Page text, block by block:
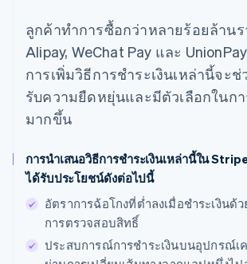
ลูกค้าทำการซื้อกว่าหลายร้อยล้าน
Alipay, WeChat Pay และ
การเพิ่มวิธีการชำระเงินเหล่านี้จะ
รับความยืดหยุ่นและมีตัวเลือกในกา
มากขึ้น
การนำเสนอวิธีการชำระเงินเหล่านี้ใน
ได้รับประโยชน์ดังต่อไปนี้
อัตราการฉ้อโกงที่ต่ำลงเมื่อชำระเงินด้ว
การตรวจสอบสิทธิ์
ประสบการณ์การชำระเงินบนอุปกรณ์เ